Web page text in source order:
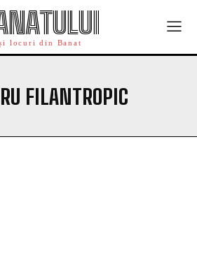
locuri din Banat
FILANTROPIC